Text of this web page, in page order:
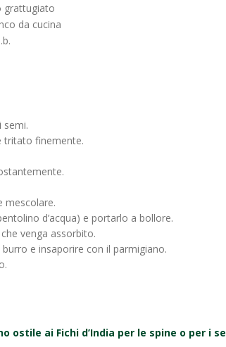
grattugiato
da cucina
semi.
tritato finemente.
mescolare.
d’acqua) e portarlo a bollore.
venga assorbito.
e insaporire con il parmigiano.
ostile ai Fichi d’India per le spine o per